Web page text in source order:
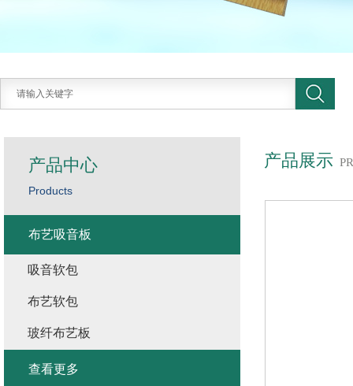
产品展示
产品中心
Products
布艺吸音板
吸音软包
布艺软包
玻纤布艺板
查看更多